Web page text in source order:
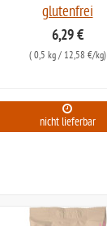
glutenfrei
6,29 €
( 0,5 kg/ 12,58 €/kg)
nicht lieferbar